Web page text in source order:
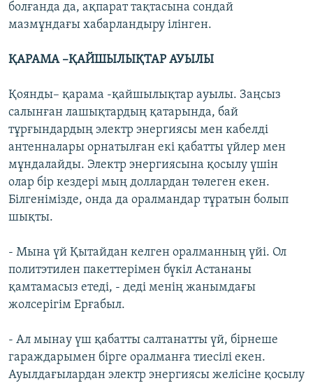
болғанда да, ақпарат тақтасына сондай
мазмұндағы хабарландыру ілінген.
ҚАРАМА –ҚАЙШЫЛЫҚТАР АУЫЛЫ
Қоянды– қарама -қайшылықтар ауылы. Заңсыз
салынған лашықтардың қатарында, бай
тұрғындардың электр энергиясы мен кабелді
антенналары орнатылған екі қабатты үйлер мен
мұндалайды. Электр энергиясына қосылу үшін
олар бір кездері мың доллардан төлеген екен.
Білгенімізде, онда да оралмандар тұратын болып
шықты.
- Мына үй Қытайдан келген оралманның үйі. Ол
политэтилен пакеттерімен бүкіл Астананы
қамтамасыз етеді, - деді менің жанымдағы
жолсерігім Ерғабыл.
- Ал мынау үш қабатты салтанатты үй, бірнеше
гараждарымен бірге оралманға тиесілі екен.
Ауылдағылардан электр энергиясы желісіне қосылу